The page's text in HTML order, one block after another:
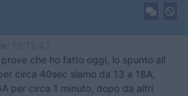
18:12:43
che ho fatto oggi, lo spunto all
circa 40sec siamo da 13 a 18A,
per circa 1 minuto, dopo da altri